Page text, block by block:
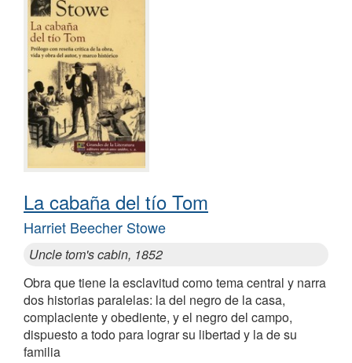
La cabaña del tío Tom
Harriet Beecher Stowe
Uncle tom's cabin, 1852
Obra que tiene la esclavitud como tema central y narra
dos historias paralelas: la del negro de la casa,
complaciente y obediente, y el negro del campo,
dispuesto a todo para lograr su libertad y la de su
familia